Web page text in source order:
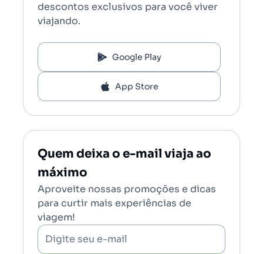
descontos exclusivos para você viver
viajando.
Google Play
App Store
Quem deixa o e-mail viaja ao
máximo
Aproveite nossas promoções e dicas
para curtir mais experiências de
viagem!
Digite seu e-mail